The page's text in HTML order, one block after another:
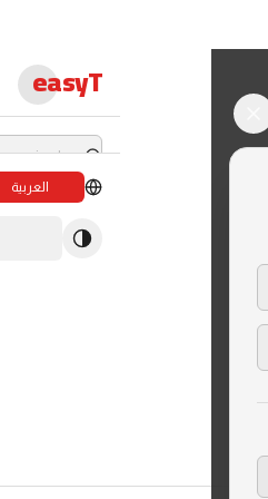
easyT
العربية